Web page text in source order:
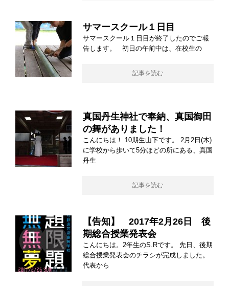
サマースクール１日目
サマースクール１日目が終了したのでご報
告します。 初日の午前中は、在校生の
記事を読む
真国丹生神社で奉納、真国御田
の舞がありました！
こんにちは！ 10期生山下です。 2月2日(木)
に学校から歩いて5分ほどの所にある、真国
丹生
記事を読む
【告知】 2017年2月26日 後
期総合授業発表会
こんにちは。2年生のS.Rです。 先日、後期
総合授業発表会のチラシが完成しました。
代表から